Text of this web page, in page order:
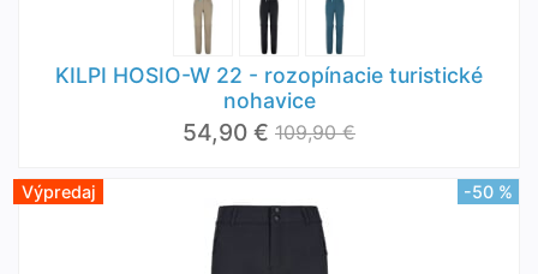
KILPI HOSIO-W 22 - rozopínacie turistické
nohavice
54,90 € 109,90 €
Výpredaj -50 %